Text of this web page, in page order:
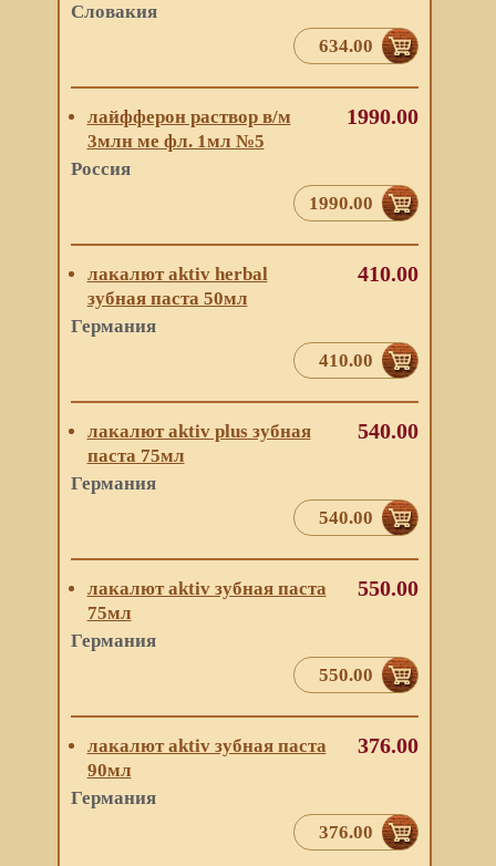
Словакия
634.00
лайфферон раствор в/м
3млн ме фл. 1мл №5
Россия
1990.00
1990.00
лакалют aktiv herbal
зубная паста 50мл
Германия
410.00
410.00
лакалют aktiv plus зубная
паста 75мл
Германия
540.00
540.00
лакалют aktiv зубная паста
75мл
Германия
550.00
550.00
лакалют aktiv зубная паста
90мл
Германия
376.00
376.00